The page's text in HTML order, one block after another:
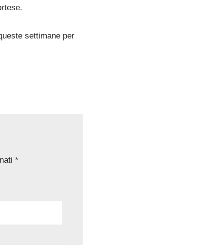
settimane per
*